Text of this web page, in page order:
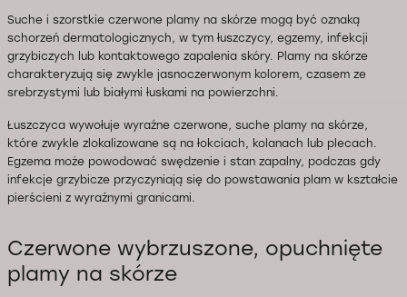
Suche i szorstkie czerwone plamy na skórze mogą być oznaką
schorzeń dermatologicznych, w tym łuszczycy, egzemy, infekcji
grzybiczych lub kontaktowego zapalenia skóry. Plamy na skórze
charakteryzują się zwykle jasnoczerwonym kolorem, czasem ze
srebrzystymi lub białymi łuskami na powierzchni.
Łuszczyca wywołuje wyraźne czerwone, suche plamy na skórze,
które zwykle zlokalizowane są na łokciach, kolanach lub plecach.
Egzema może powodować swędzenie i stan zapalny, podczas gdy
infekcje grzybicze przyczyniają się do powstawania plam w kształcie
pierścieni z wyraźnymi granicami.
Czerwone wybrzuszone, opuchnięte
plamy na skórze